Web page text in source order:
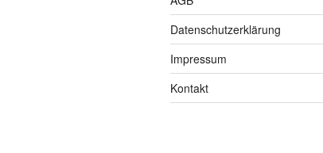
Datenschutzerklärung
Impressum
Kontakt